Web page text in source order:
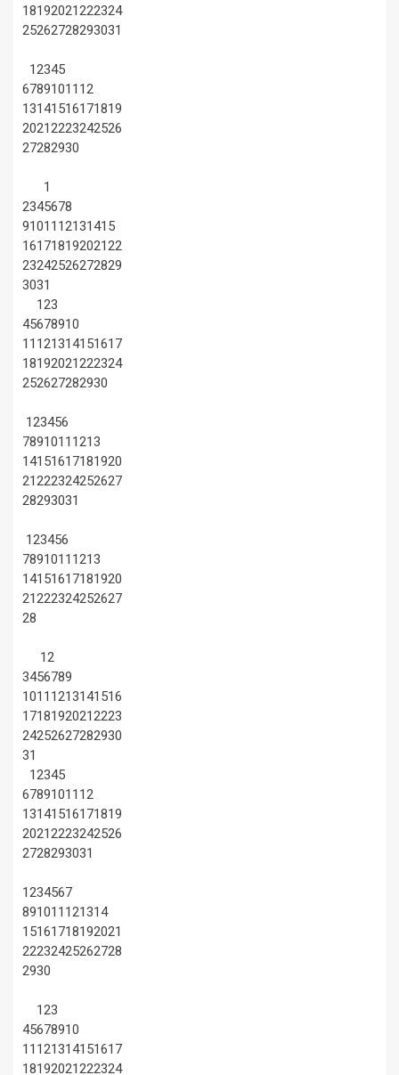
18192021222324
25262728293031
12345
67891011 12
13141516171819
20212223242526
27282930
1
2345678
91011 12131415
16171819202122
23242526272829
3031
123
45678910
11 121314151617
18192021222324
252627282930
123456
7891011 1213
14151617181920
21222324252627
28293031
123456
7891011 1213
14151617181920
21222324252627
28
12
3456789
1011 1213141516
17181920212223
24252627282930
31
12345
67891011 12
13141516171819
20212223242526
2728293031
1234567
891011 121314
15161718192021
22232425262728
2930
123
45678910
11 121314151617
18192021222324